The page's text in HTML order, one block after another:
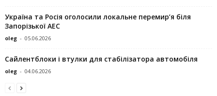
Україна та Росія оголосили локальне перемир’я біля
Запорізької АЕС
oleg - 05.06.2026
Сайлентблоки і втулки для стабілізатора автомобіля
oleg - 04.06.2026